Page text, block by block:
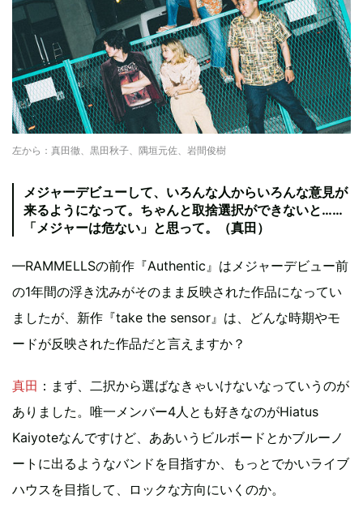
左から：真田徹、黒田秋子、隅垣元佐、岩間俊樹
メジャーデビューして、いろんな人からいろんな意見が
来るようになって。ちゃんと取捨選択ができないと……
「メジャーは危ない」と思って。（真田）
—RAMMELLSの前作『Authentic』はメジャーデビュー前
の1年間の浮き沈みがそのまま反映された作品になってい
ましたが、新作『take the sensor』は、どんな時期やモ
ードが反映された作品だと言えますか？
真田 ：まず、二択から選ばなきゃいけないなっていうのが
ありました。唯一メンバー4人とも好きなのがHiatus
Kaiyoteなんですけど、ああいうビルボードとかブルーノ
ートに出るようなバンドを目指すか、もっとでかいライブ
ハウスを目指して、ロックな方向にいくのか。